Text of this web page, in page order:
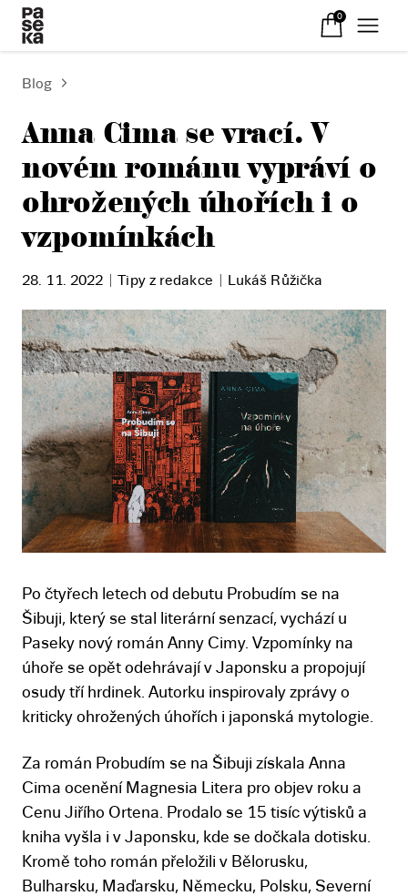
0
Blog
Anna Cima se vrací. V
novém románu vypráví o
ohrožených úhořích i o
vzpomínkách
28. 11. 2022 Tipy z redakce Lukáš Růžička
Po čtyřech letech od debutu Probudím se na
Šibuji, který se stal literární senzací, vychází u
Paseky nový román Anny Cimy. Vzpomínky na
úhoře se opět odehrávají v Japonsku a propojují
osudy tří hrdinek. Autorku inspirovaly zprávy o
kriticky ohrožených úhořích i japonská mytologie.
Za román Probudím se na Šibuji získala Anna
Cima ocenění Magnesia Litera pro objev roku a
Cenu Jiřího Ortena. Prodalo se 15 tisíc výtisků a
kniha vyšla i v Japonsku, kde se dočkala dotisku.
Kromě toho román přeložili v Bělorusku,
Bulharsku, Maďarsku, Německu, Polsku, Severní